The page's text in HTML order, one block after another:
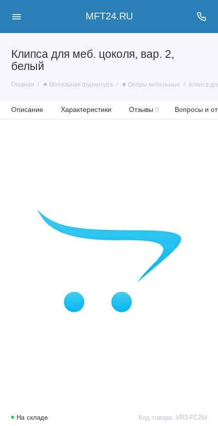
MFT24.RU
Клипса для меб. цоколя, вар. 2,
белый
Главная ✹ Мебельная фурнитура ✹ Опоры мебельные Клипса
Описание Характеристики Отзывы 0 Вопросы и
На складе Код товара: VR3-FC2W